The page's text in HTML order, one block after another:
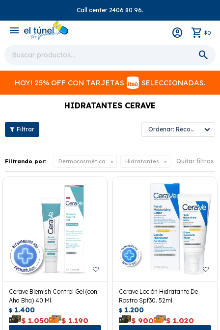
Call center 2406 80 96.
menu $0
HOY! 25% OFF CON TARJETAS SELECCIONADAS.
HIDRATANTES CERAVE
Recomendados
Filtrando por: Dermocosmética Hidratantes Quitar filtros
Cerave Blemish Control Gel (con
Aha Bha) 40 Ml.
$ 1.400
$ 1.050 $ 1.190
Cerave Loción Hidratante De
Rostro Spf30. 52ml.
$ 1.200
$ 900 $ 1.020
close